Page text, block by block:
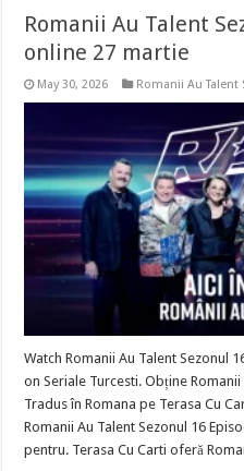
Romanii Au Talent
online 27 martie
May 30, 2026 Romanii Au Talent
Watch Romanii Au Talent Sezonul
on Seriale Turcesti. Obține
Tradus în Romana pe Terasa Cu
Romanii Au Talent Sezonul 16
pentru. Terasa Cu Carti oferă